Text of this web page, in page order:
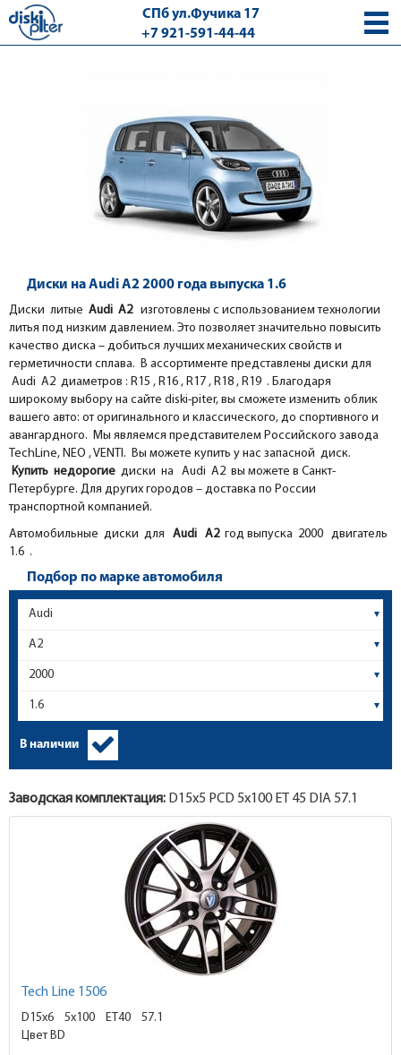
СПб ул.Фучика 17
+7 921-591-44-44
Диски на Audi A2 2000 года выпуска 1.6
Диски литые Audi A2 изготовлены с использованием технологии
литья под низким давлением. Это позволяет значительно повысить
качество диска – добиться лучших механических свойств и
герметичности сплава. В ассортименте представлены диски для
Audi A2 диаметров : R15 , R16 , R17 , R18 , R19 . Благодаря
широкому выбору на сайте diski-piter, вы сможете изменить облик
вашего авто: от оригинального и классического, до спортивного и
авангардного. Мы являемся представителем Российского завода
TechLine, NEO , VENTI. Вы можете купить у нас запасной диск.
Купить недорогие диски на Audi A2 вы можете в Санкт-
Петербурге. Для других городов – доставка по России
транспортной компанией.
Автомобильные диски для
Audi A2год выпуска 2000 двигатель
1.6 .
Подбор по марке автомобиля
В наличии
Заводская комплектация: D15x5 PCD 5x100 ET 45 DIA 57.1
Tech Line 1506
D15x6 5x100 ET40
57.1
Цвет BD